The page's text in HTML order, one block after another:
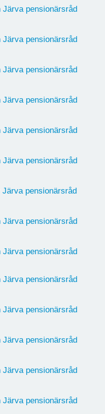
Järva pensionärsråd
Järva pensionärsråd
Järva pensionärsråd
Järva pensionärsråd
Järva pensionärsråd
Järva pensionärsråd
pensionärsråd
Järva pensionärsråd
Järva pensionärsråd
Järva pensionärsråd
Järva pensionärsråd
Järva pensionärsråd
Järva pensionärsråd
Järva pensionärsråd